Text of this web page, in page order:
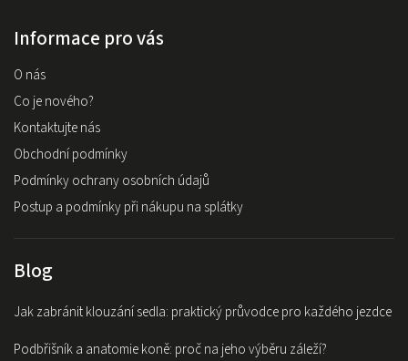
Informace pro vás
O nás
Co je nového?
Kontaktujte nás
Obchodní podmínky
Podmínky ochrany osobních údajů
Postup a podmínky při nákupu na splátky
Blog
Jak zabránit klouzání sedla: praktický průvodce pro každého jezdce
Podbřišník a anatomie koně: proč na jeho výběru záleží?